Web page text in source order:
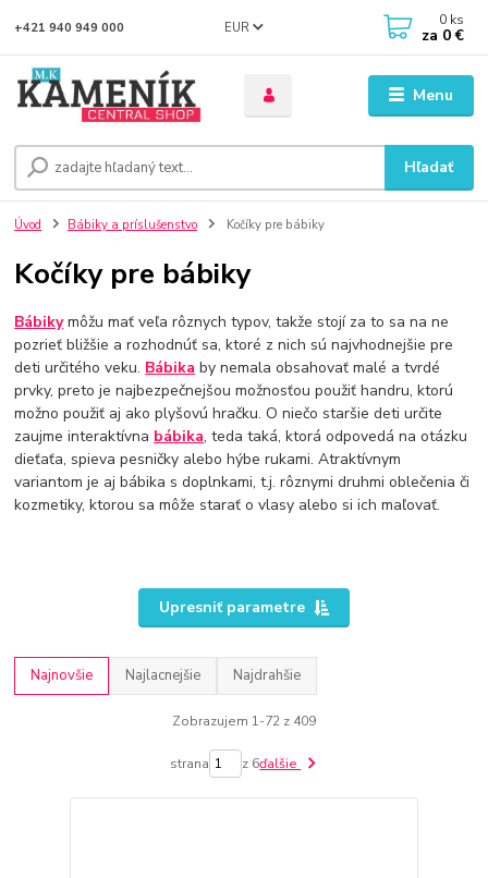
Menu
EUR
Hľadať
+421 940 949 000 0 ks
za 0 €
Úvod Bábiky a príslušenstvo Kočíky pre bábiky
Kočíky pre bábiky
Bábikymôžu mať veľa rôznych typov, takže stojí za to sa na ne
pozrieť bližšie a rozhodnúť sa, ktoré z nich sú najvhodnejšie pre
deti určitého veku. Bábika by nemala obsahovať malé a tvrdé
prvky, preto je najbezpečnejšou možnosťou použiť handru, ktorú
možno použiť aj ako plyšovú hračku. O niečo staršie deti určite
zaujme interaktívna bábika, teda taká, ktorá odpovedá na otázku
dieťaťa, spieva pesničky alebo hýbe rukami. Atraktívnym
variantom je aj bábika s doplnkami, t.j. rôznymi druhmi oblečenia či
kozmetiky, ktorou sa môže starať o vlasy alebo si ich maľovať.
Upresniť parametre
Najnovšie Najlacnejšie Najdrahšie
Zobrazujem 1-72 z 409
strana z 6ďalšie